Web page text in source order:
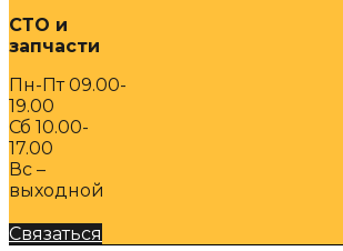
СТО и
запчасти
Пн-Пт 09.00-
19.00
Сб 10.00-
17.00
Вс –
выходной
Связаться